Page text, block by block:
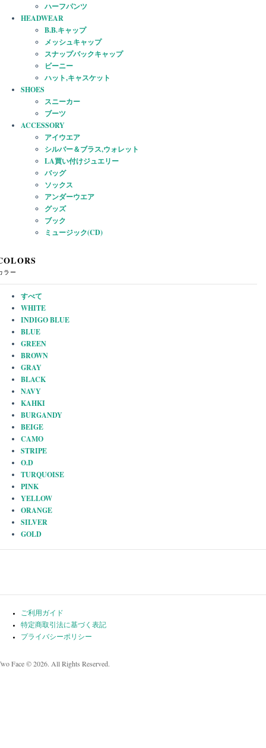
ハーフパンツ
HEADWEAR
B.B.キャップ
メッシュキャップ
スナップバックキャップ
ビーニー
ハット,キャスケット
SHOES
スニーカー
ブーツ
ACCESSORY
アイウエア
シルバー＆ブラス,ウォレット
LA買い付けジュエリー
バッグ
ソックス
アンダーウエア
グッズ
ブック
ミュージック(CD)
ラー
すべて
WHITE
INDIGO BLUE
BLUE
GREEN
BROWN
GRAY
BLACK
NAVY
KAHKI
BURGANDY
BEIGE
CAMO
STRIPE
O.D
TURQUOISE
PINK
YELLOW
ORANGE
SILVER
GOLD
ご利用ガイド
特定商取引法に基づく表記
プライバシーポリシー
Face © 2026. All Rights Reserved.